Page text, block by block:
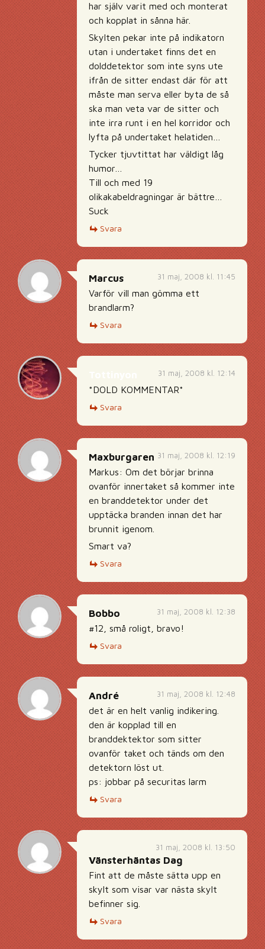
har själv varit med och monterat
och kopplat in sånna här.
Skylten pekar inte på indikatorn
utan i undertaket finns det en
dolddetektor som inte syns ute
ifrån de sitter endast där för att
måste man serva eller byta de så
ska man veta var de sitter och
inte irra runt i en hel korridor och
lyfta på undertaket helatiden…
Tycker tjuvtittat har väldigt låg
humor…
Till och med 19
olikakabeldragningar är bättre…
Suck
Svara
31 maj, 2008 kl. 11:45
Marcus
Varför vill man gömma ett
brandlarm?
Svara
31 maj, 2008 kl. 12:14
*DOLD KOMMENTAR*
Svara
31 maj, 2008 kl. 12:19
Maxburgaren
Markus: Om det börjar brinna
ovanför innertaket så kommer inte
en branddetektor under det
upptäcka branden innan det har
brunnit igenom.
Smart va?
Svara
31 maj, 2008 kl. 12:38
Bobbo
#12, små roligt, bravo!
Svara
31 maj, 2008 kl. 12:48
André
det är en helt vanlig indikering.
den är kopplad till en
branddektektor som sitter
ovanför taket och tänds om den
detektorn löst ut.
ps: jobbar på securitas larm
Svara
31 maj, 2008 kl. 13:50
Vänsterhäntas Dag
Fint att de måste sätta upp en
skylt som visar var nästa skylt
befinner sig.
Svara